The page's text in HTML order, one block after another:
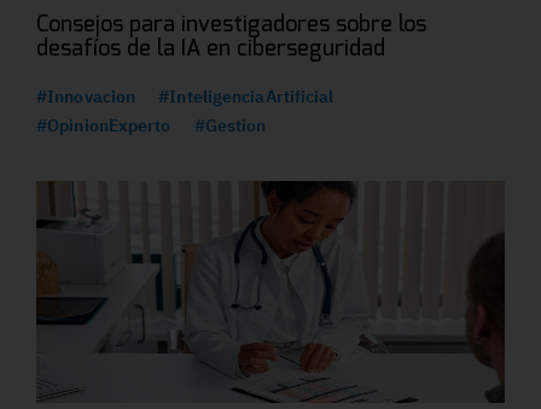
Consejos para investigadores sobre los
desafíos de la IA en ciberseguridad
#Innovacion
#InteligenciaArtificial
#OpinionExperto
#Gestion